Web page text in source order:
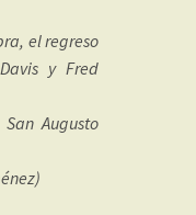
el regreso
y Fred
Augusto